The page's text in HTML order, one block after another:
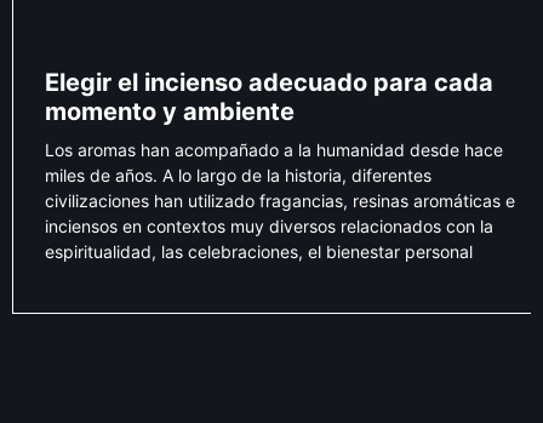
Elegir el incienso adecuado para cada
momento y ambiente
Los aromas han acompañado a la humanidad desde hace
miles de años. A lo largo de la historia, diferentes
civilizaciones han utilizado fragancias, resinas aromáticas e
inciensos en contextos muy diversos relacionados con la
espiritualidad, las celebraciones, el bienestar personal